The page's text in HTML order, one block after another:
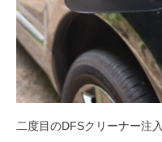
二度目のDFSクリーナー注入